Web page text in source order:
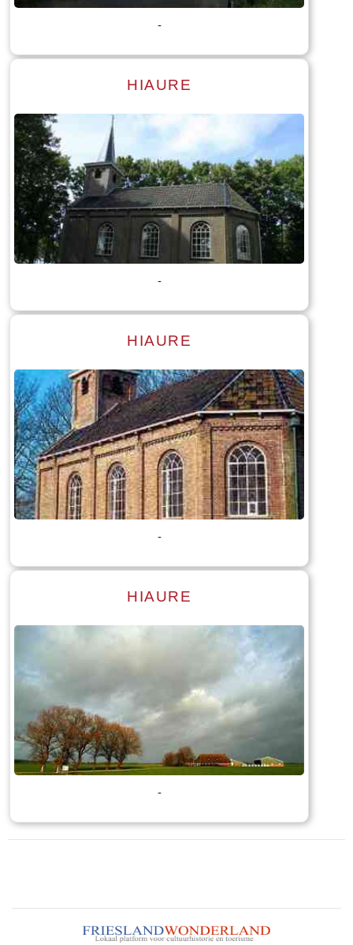
-
Lees meer
Tekst: © Foto: © Jan Dijkstra
HIAURE
-
Lees meer
Tekst: © Foto: © Jan Dijkstra
HIAURE
-
Lees meer
Tekst: © Foto: © Peter Karstkarel
HIAURE
-